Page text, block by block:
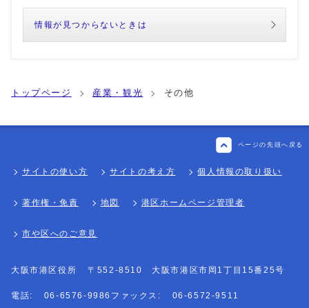
情報が見つからないときは
トップページ 産業・観光 その他
ページの先頭へ戻る
サイトの使い方 サイトの考え方 個人情報の取り扱い
著作権・免責 地図 港区ホームページ管理者
市や区へのご意見
大阪市港区役所 〒552-8510 大阪市港区市岡1丁目15番25号
電話: 06-6576-9986 ファックス: 06-6572-9511